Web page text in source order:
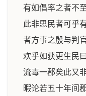
有如倡率之者不
此非思民者可乎
者方事之殷与判
欢乎如获更生民
流毒一郡矣此又
暇论若五十年间